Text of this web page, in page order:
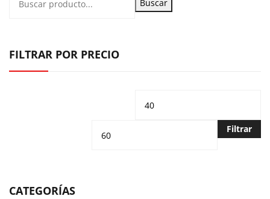
Buscar
FILTRAR POR PRECIO
Precio
Filtrar
CATEGORÍAS